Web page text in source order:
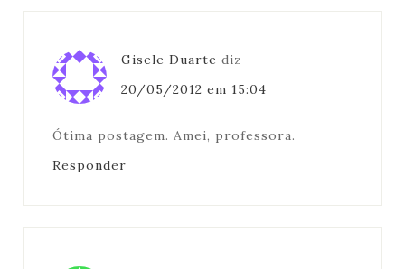
Gisele Duarte diz
20/05/2012 em 15:04
Ótima postagem. Amei, professora.
Responder